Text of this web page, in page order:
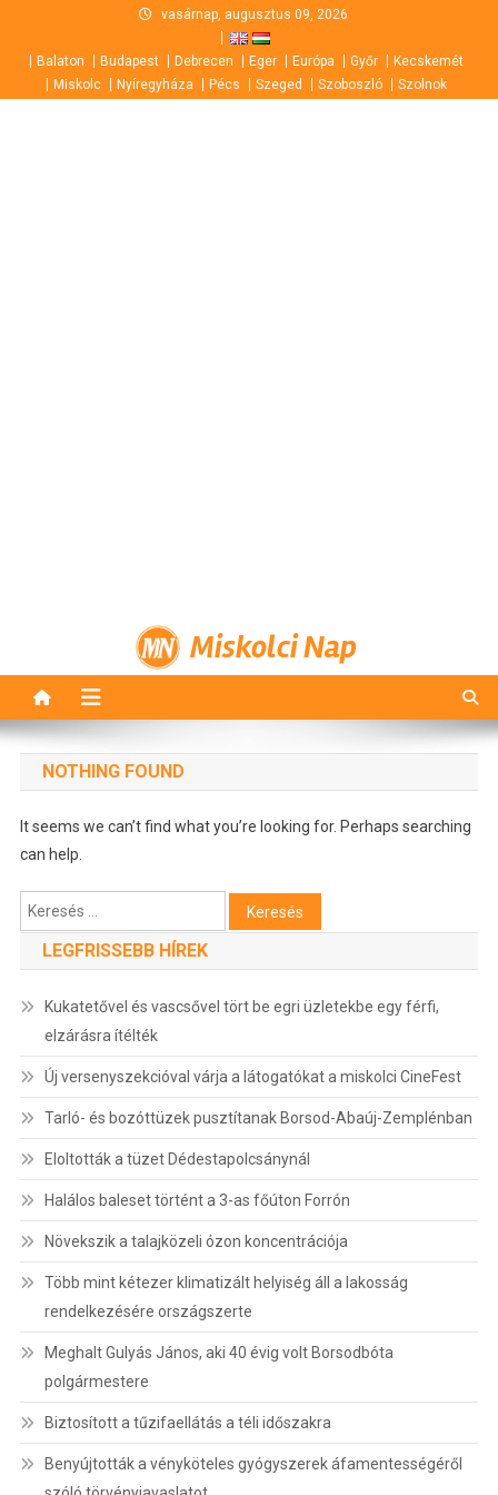
content
vasárnap, augusztus 09, 2026
Balaton Budapest Debrecen Eger Európa Győr
Kecskemét
Miskolc
Nyíregyháza Pécs Szeged Szoboszló Szolnok
Miskolci Nap
NOTHING FOUND
It seems we can’t find what you’re looking for. Perhaps searching
can help.
Keresés:
LEGFRISSEBB HÍREK
Kukatetővel és vascsővel tört be egri üzletekbe egy férfi,
elzárásra ítélték
Új versenyszekcióval várja a látogatókat a miskolci CineFest
Tarló- és bozóttüzek pusztítanak Borsod-Abaúj-Zemplénban
Eloltották a tüzet Dédestapolcsánynál
Halálos baleset történt a 3-as főúton Forrón
Növekszik a talajközeli ózon koncentrációja
Több mint kétezer klimatizált helyiség áll a lakosság
rendelkezésére országszerte
Meghalt Gulyás János, aki 40 évig volt Borsodbóta
polgármestere
Biztosított a tűzifaellátás a téli időszakra
Benyújtották a vényköteles gyógyszerek áfamentességéről